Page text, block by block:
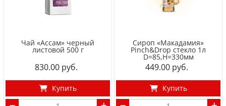
Чай «Ассам» черный
листовой 500 г
830.00
Купить
Сироп «Макадамия»
Pinch&Drop стекло 1л
D=85,H=330мм
449.00
Купить